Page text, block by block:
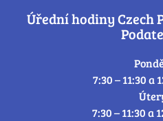
Úřední hodiny Czech
7:30 – 11:30 a
7:30 – 11:30 a